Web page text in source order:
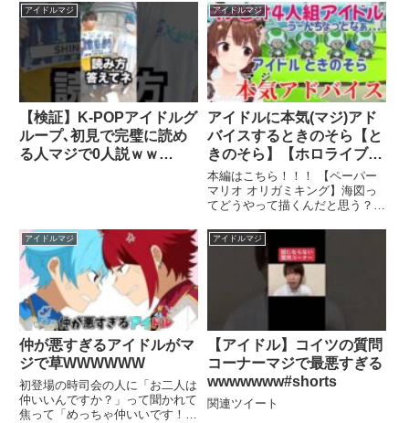
アイドルマジ
【検証】K-POPアイドルグ
ループ､初見で完璧に読め
る人マジで0人説ｗｗ
アイドルマジ
アイドルに本気(マジ)アド
バイスするときのそら【と
きのそら】【ホロライブ切
り抜き】【キノピオ】【ア
イドル】【ペーパーマリ
オ】
本編はこちら！！！ 【ペーパー
マリオ オリガミキング】海図っ
てどうやって描くんだと思う？
イート
アイドルマジ
仲が悪すぎるアイドルがマ
ジで草WWWWWW
初登場の時司会の人に「お二人は
仲いいんですか？」って聞かれて
焦って「めっちゃ仲いいです！」
アイドルマジ
【アイドル】コイツの質問
コーナーマジで最悪すぎる
wwwwwww#shorts
関連ツイート